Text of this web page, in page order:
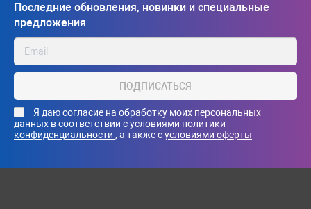
Последние обновления, новинки и специальные
предложения
ПОДПИСАТЬСЯ
Я даюсогласие на обработку моих персональных
данных в соответствии с условиями политики
конфиденциальности , а также сусловиями оферты